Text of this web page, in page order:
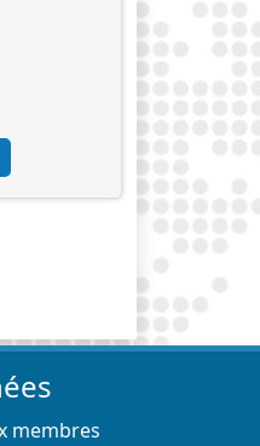
membres